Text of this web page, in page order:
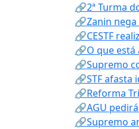
🔗2ª Turma
🔗Zanin
🔗CESTF
🔗O que está
🔗Supremo
🔗STF afasta
🔗Reforma
🔗AGU
🔗Supremo